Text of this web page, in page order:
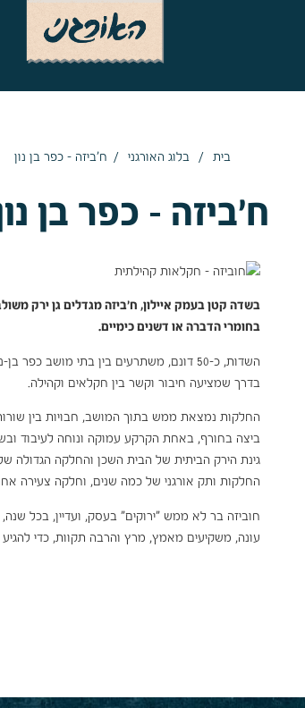
בית / בלוג האורגני / ח'ביזה – כפר בן נון
ח'ביזה – כפר בן
בחומרי הדברה או דשנים כימיים.
השדות, כ-50 דונם, משתרעים בין בתי
בדרך שמציעה חיבור וקשר בין חקלאים וקהילה.
החלקות נמצאת ממש בתוך המושב, חבויות בין
ביצה בחורף, באחת הקרקע עמוקה ונוחה לעיבוד
גינת הירק הביתית של הבית השכן והחלקה הגדולה
החלקות ותק אורגני של כמה שנים, וחלקה צעירה
חוביזה בר לא ממש "ירוקים" בעסק, ועדיין, בכל
עונה, משקיעים מאמץ, מרץ והרבה תקוות, כדי להגיע